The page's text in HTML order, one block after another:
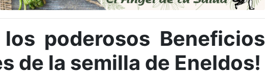
los poderosos Beneficios
de la semilla de Eneldos!